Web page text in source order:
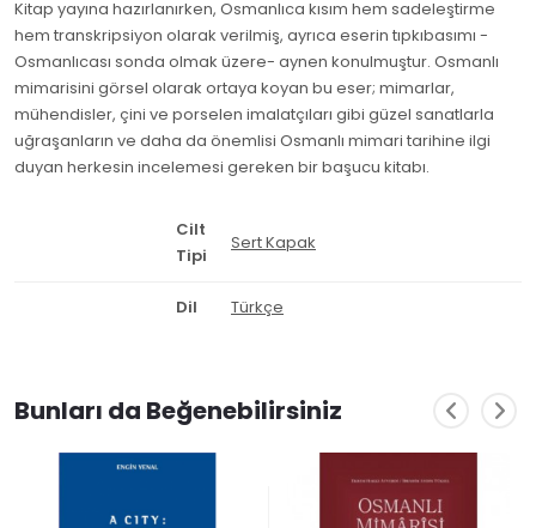
Kitap yayına hazırlanırken, Osmanlıca kısım hem sadeleştirme
hem transkripsiyon olarak verilmiş, ayrıca eserin tıpkıbasımı -
Osmanlıcası sonda olmak üzere- aynen konulmuştur. Osmanlı
mimarisini görsel olarak ortaya koyan bu eser; mimarlar,
mühendisler, çini ve porselen imalatçıları gibi güzel sanatlarla
uğraşanların ve daha da önemlisi Osmanlı mimari tarihine ilgi
duyan herkesin incelemesi gereken bir başucu kitabı.
Cilt
Tipi
Sert Kapak
Dil Türkçe
Bunları da Beğenebilirsiniz